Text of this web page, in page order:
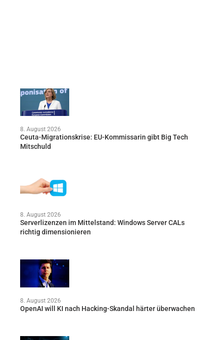
8. August 2026
Ceuta-Migrationskrise: EU-Kommissarin gibt Big Tech
Mitschuld
8. August 2026
Serverlizenzen im Mittelstand: Windows Server CALs
richtig dimensionieren
8. August 2026
OpenAI will KI nach Hacking-Skandal härter überwachen